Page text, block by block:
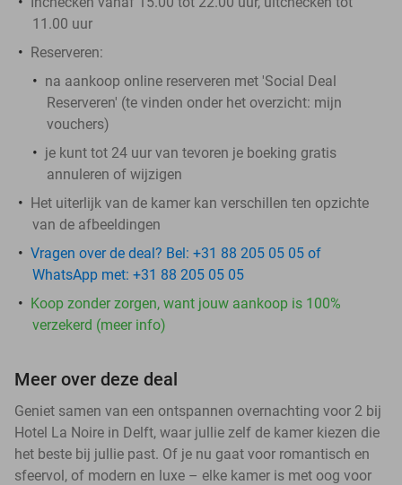
11.00 uur
Reserveren:
na aankoop online reserveren met 'Social Deal
Reserveren' (te vinden onder het overzicht: mijn
vouchers)
je kunt tot 24 uur van tevoren je boeking gratis
annuleren of wijzigen
Het uiterlijk van de kamer kan verschillen ten opzichte
van de afbeeldingen
Vragen over de deal? Bel: +31 88 205 05 05 of
WhatsApp met: +31 88 205 05 05
Koop zonder zorgen, want jouw aankoop is 100%
verzekerd (meer info)
Meer over deze deal
Geniet samen van een ontspannen overnachting voor 2 bij
Hotel La Noire in Delft, waar jullie zelf de kamer kiezen die
het beste bij jullie past. Of je nu gaat voor romantisch en
sfeervol, of modern en luxe – elke kamer is met oog voor